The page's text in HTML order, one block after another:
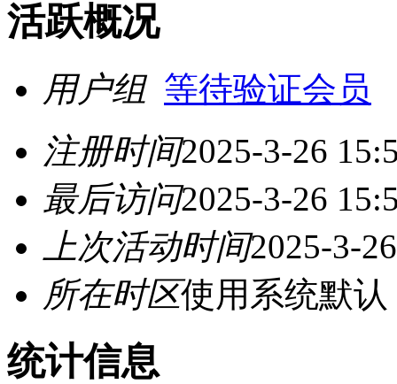
活跃概况
用户组 等待验证会员
注册时间2025-3-26
最后访问2025-3-26
上次活动时间2025-3-
所在时区使用系统默认
统计信息